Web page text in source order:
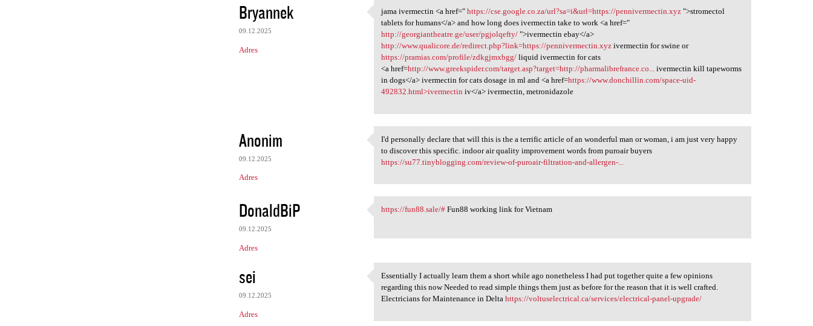
Bryannek
09.12.2025
Adres
jama ivermectin <a href="
jama ivermectin <a href="https://cse.google.co.za/url?sa=i&url=https://pennivermectin.xyz ">stromectol
tablets for humans</a> and how long does ivermectin take to work <a href="
http://georgiantheatre.ge/user/pgjolqefty/ ">ivermectin ebay</a>
http://www.qualicore.de/redirect.php?link=https://pennivermectin.xyz ivermectin for swine or
https://pramias.com/profile/zdkgjmxbgg/ liquid ivermectin for cats
<a href=http://www.greekspider.com/target.asp?target=http://pharmalibrefrance.co... ivermectin kill tapeworms
in dogs</a> ivermectin for cats dosage in ml and <a href=https://www.donchillin.com/space-uid-
492832.html>ivermectin iv</a> ivermectin, metronidazole
Anonim
09.12.2025
Adres
I'd personally declare that
I'd personally declare that will this is the a terrific article of an wonderful man or woman, i am just very happy
to discover this specific. indoor air quality improvement words from puroair buyers
https://su77.tinyblogging.com/review-of-puroair-filtration-and-allergen-...
DonaldBiP
09.12.2025
Adres
https://fun88.sale/# Fun88
https://fun88.sale/# Fun88 working link for Vietnam
sei
09.12.2025
Adres
Essentially I actually learn
Essentially I actually learn them a short while ago nonetheless I had put together quite a few opinions
regarding this now Needed to read simple things them just as before for the reason that it is well crafted.
Electricians for Maintenance in Deltahttps://voltuselectrical.ca/services/electrical-panel-upgrade/